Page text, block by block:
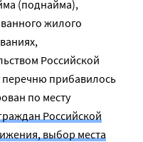
(поднайма),
жилого
Российской
перечню прибавилось
по месту
Российской
выбор места